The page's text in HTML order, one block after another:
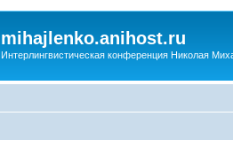
mihajlenko.anihost.ru
Интерлингвистическая конференция Николая